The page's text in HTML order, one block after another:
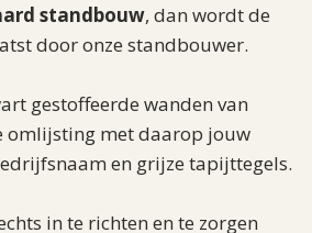
standbouw, dan wordt de
door onze standbouwer.
gestoffeerde wanden van
omlijsting met daarop jouw
en grijze tapijttegels.
in te richten en te zorgen